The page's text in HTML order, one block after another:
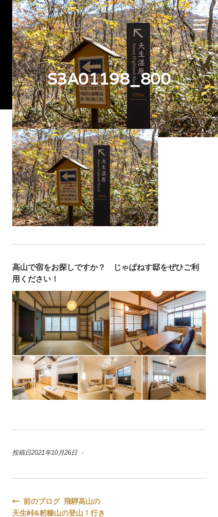
S3A01198_800
高山で宿をお探しですか？ じゃぱねす邸をぜひご利
用ください！
投稿日2021年10月26日 -
投前のブログ 飛騨高山の
天生峠&籾糠山の登山！行き